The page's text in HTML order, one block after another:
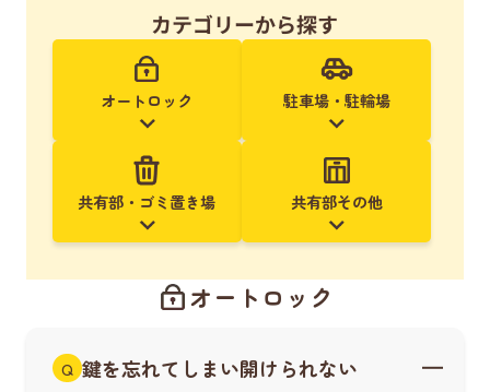
カテゴリーから探す
オートロック 駐車場・駐輪場
共有部・ゴミ置き場 共有部その他
オートロック
Q 鍵を忘れてしまい開けられない